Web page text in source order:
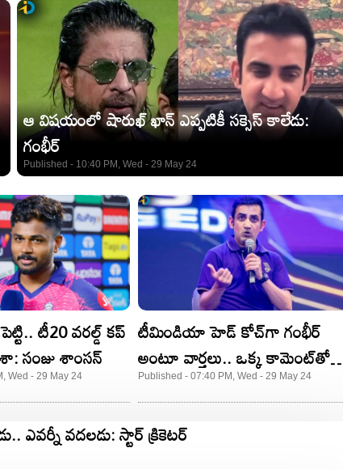
ఆ విషయంలో షారుఖ్‌ ఖాన్ ఎప్పటికీ సక్సెస్‌ కాలేడు:
గంభీర్‌
Published - 10:40 PM, Wed - 29 May 24
టీ20 వరల్డ్‌ కప్‌
సంజు శాంసన్‌
Wed - 29 May 24
టీమిండియా హెడ్ కోచ్​గా గంభీర్​
అంటూ వార్తలు.. ఒక్క కామెంట్​తో
తేల్చేశాడు!
Published - 07:40 PM, Wed - 29 May 24
ఎవర్నీ వదలడు: స్టార్ క్రికెటర్